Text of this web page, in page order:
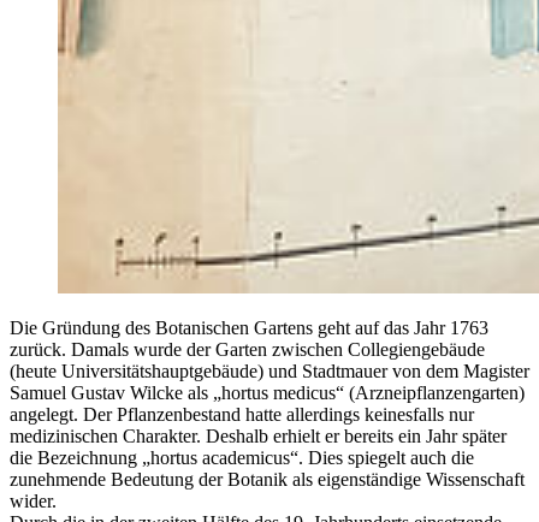
Die Gründung des Botanischen Gartens geht auf das Jahr 1763
zurück. Damals wurde der Garten zwischen Collegiengebäude
(heute Universitätshauptgebäude) und Stadtmauer von dem Magister
Samuel Gustav Wilcke als „hortus medicus“ (Arzneipflanzengarten)
angelegt. Der Pflanzenbestand hatte allerdings keinesfalls nur
medizinischen Charakter. Deshalb erhielt er bereits ein Jahr später
die Bezeichnung „hortus academicus“. Dies spiegelt auch die
zunehmende Bedeutung der Botanik als eigenständige Wissenschaft
wider.